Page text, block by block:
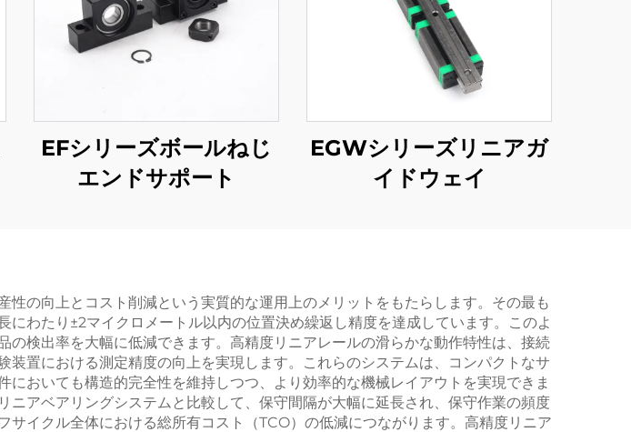
EFシリーズボールねじ
エンドサポート
EGWシリーズリニアガ
イドウェイ
の向上とコスト削減という実質的な運用上のメリットをもたらします。その最も
わたり±2マイクロメートル以内の位置決め繰返し精度を達成しています。このよ
検出率を大幅に低減できます。高精度リニアレールの滑らかな動作特性は、接続
置における測定精度の向上を実現します。これらのシステムは、コンパクトなサ
おいても構造的完全性を維持しつつ、より効率的な機械レイアウトを実現できま
アベアリングシステムと比較して、保守間隔が大幅に延長され、保守作業の頻度
イクル全体における総所有コスト（TCO）の低減につながります。高精度リニア